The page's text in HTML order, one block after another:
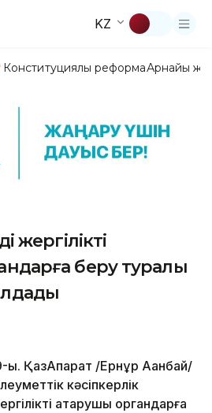
KZ
Конституциялық реформаАрнайы
жергілікті
беру туралы
ҚазАқпарат /Ернұр Ақанбай/
кәсіпкерлік
атқарушы органдарға